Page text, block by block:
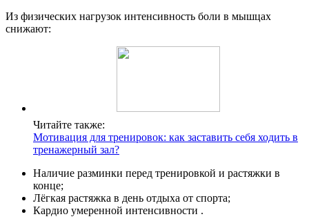
Из физических нагрузок интенсивность боли в мышцах
снижают:
Читайте также:
Мотивация для тренировок: как заставить себя ходить в
тренажерный зал?
Наличие разминки перед тренировкой и растяжки в
конце;
Лёгкая растяжка в день отдыха от спорта;
Кардио умеренной интенсивности .